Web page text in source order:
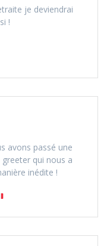
je deviendrai
!
avons passé une
qui nous a
inédite !